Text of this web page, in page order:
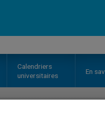
Calendriers
universitaires
En